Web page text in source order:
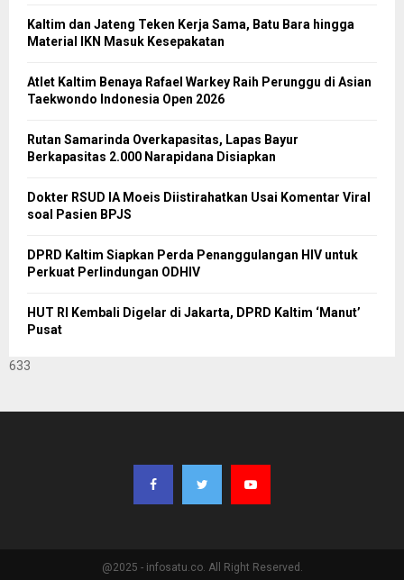
Kaltim dan Jateng Teken Kerja Sama, Batu Bara hingga
Material IKN Masuk Kesepakatan
Atlet Kaltim Benaya Rafael Warkey Raih Perunggu di Asian
Taekwondo Indonesia Open 2026
Rutan Samarinda Overkapasitas, Lapas Bayur
Berkapasitas 2.000 Narapidana Disiapkan
Dokter RSUD IA Moeis Diistirahatkan Usai Komentar Viral
soal Pasien BPJS
DPRD Kaltim Siapkan Perda Penanggulangan HIV untuk
Perkuat Perlindungan ODHIV
HUT RI Kembali Digelar di Jakarta, DPRD Kaltim ‘Manut’
Pusat
633
@2025 - infosatu.co. All Right Reserved.